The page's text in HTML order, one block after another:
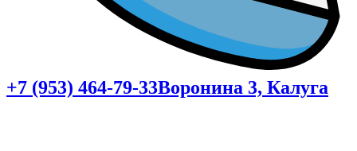
+7 (953) 464-79-33Воронина 3, Калуга